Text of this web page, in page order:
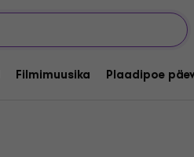
Filmimuusika Plaadipoe